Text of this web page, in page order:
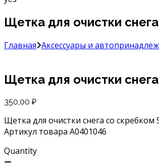
Щетка для очистки
Главная Аксессуары и
Щетка для очистки
350,00 ₽
Щетка для очистки снега со скребком
Артикул товара A0401046
Quantity